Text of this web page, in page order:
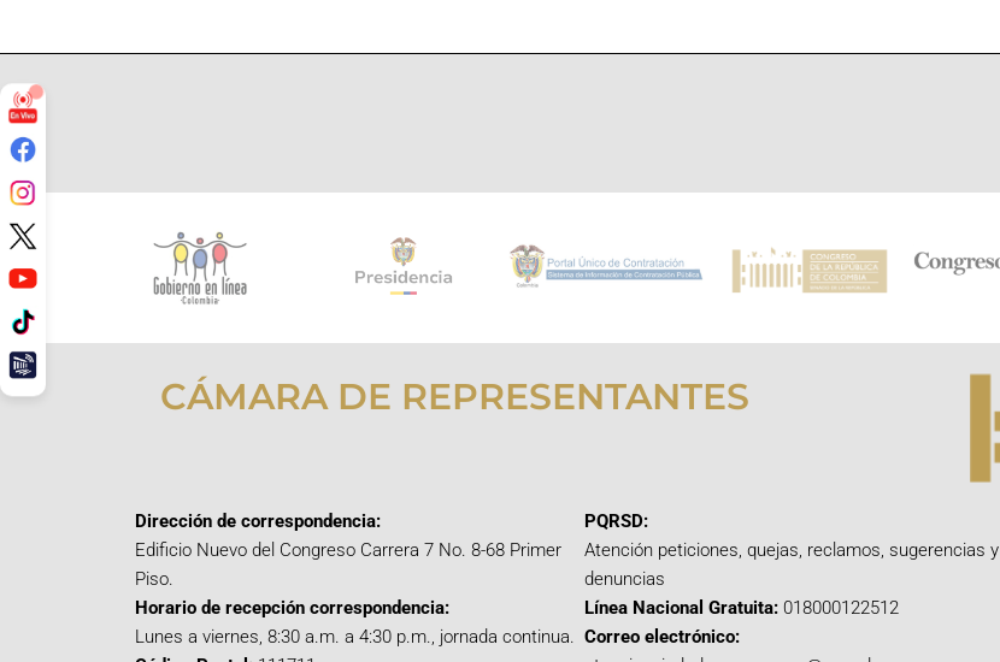
CÁMARA DE REPRESENTANTES
Dirección de correspondencia:
Edificio Nuevo del Congreso Carrera 7 No. 8-68 Primer
Piso.
Horario de recepción correspondencia:
Lunes a viernes, 8:30 a.m. a 4:30 p.m., jornada continua.
PQRSD:
Atención peticiones, quejas, reclamos, sugerencias y
denuncias
Línea Nacional Gratuita: 018000122512
Correo electrónico: